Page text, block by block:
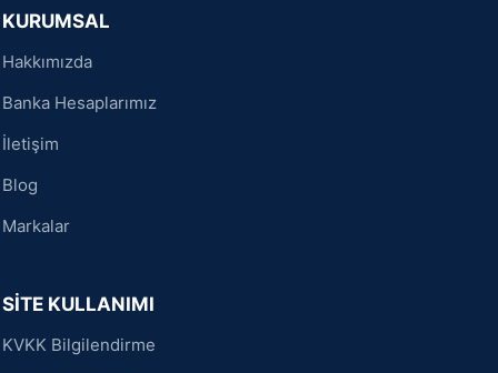
KURUMSAL
Hakkımızda
Banka Hesaplarımız
İletişim
Blog
Markalar
SİTE KULLANIMI
KVKK Bilgilendirme